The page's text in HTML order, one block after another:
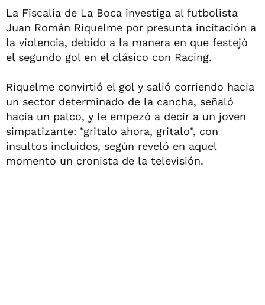
La Fiscalía de La Boca investiga al futbolista
Juan Román Riquelme por presunta incitación a
la violencia, debido a la manera en que festejó
el segundo gol en el clásico con Racing.
Riquelme convirtió el gol y salió corriendo hacia
un sector determinado de la cancha, señaló
hacia un palco, y le empezó a decir a un joven
simpatizante: "gritalo ahora, gritalo", con
insultos incluidos, según reveló en aquel
momento un cronista de la televisión.